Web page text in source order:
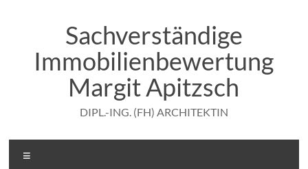
Sachverständige
Immobilienbewertung
Margit Apitzsch
DIPL.-ING. (FH) ARCHITEKTIN